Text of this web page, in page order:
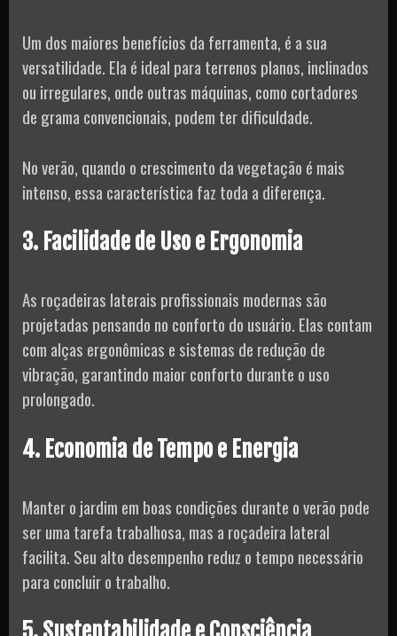
Um dos maiores benefícios da ferramenta, é a sua
versatilidade. Ela é ideal para terrenos planos, inclinados
ou irregulares, onde outras máquinas, como cortadores
de grama convencionais, podem ter dificuldade.
No verão, quando o crescimento da vegetação é mais
intenso, essa característica faz toda a diferença.
3. Facilidade de Uso e Ergonomia
As roçadeiras laterais profissionais modernas são
projetadas pensando no conforto do usuário. Elas contam
com alças ergonômicas e sistemas de redução de
vibração, garantindo maior conforto durante o uso
prolongado.
4. Economia de Tempo e Energia
Manter o jardim em boas condições durante o verão pode
ser uma tarefa trabalhosa, mas a roçadeira lateral
facilita. Seu alto desempenho reduz o tempo necessário
para concluir o trabalho.